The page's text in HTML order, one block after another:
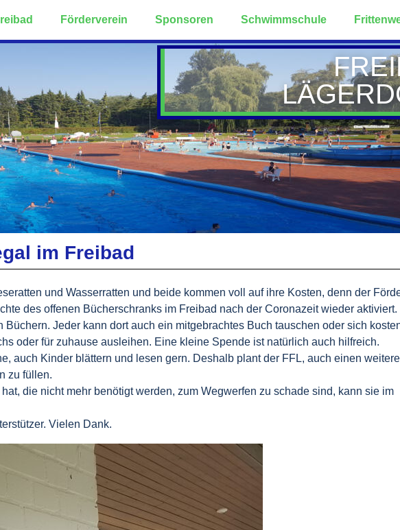
Förderverein Sponsoren Schwimmschule
im Freibad
und Wasserratten und beide kommen voll auf ihre Kosten, denn der
des offenen Bücherschranks im Freibad nach der Coronazeit wieder aktiviert.
Büchern. Jeder kann dort auch ein mitgebrachtes Buch tauschen oder sich
oder für zuhause ausleihen. Eine kleine Spende ist natürlich auch hilfreich.
auch Kinder blättern und lesen gern. Deshalb plant der FFL, auch einen
zu füllen.
die nicht mehr benötigt werden, zum Wegwerfen zu schade sind, kann sie im
Vielen Dank.